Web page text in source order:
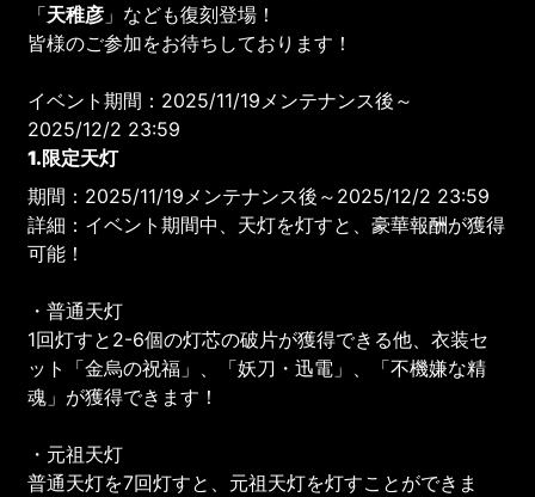
「天稚彦 」なども復刻登場！
皆様のご参加をお待ちしております！
イベント期間：2025/11/19メンテナンス後～
2025/12/2 23:59
1.限定天灯
期間：2025/11/19メンテナンス後～2025/12/2 23:59
詳細：イベント期間中、天灯を灯すと、豪華報酬が獲得
可能！
・普通天灯
1回灯すと2-6個の灯芯の破片が獲得できる他、衣装セ
ット「金烏の祝福」、「妖刀・迅電」、「不機嫌な精
魂」が獲得できます！
・元祖天灯
普通天灯を7回灯すと、元祖天灯を灯すことができま